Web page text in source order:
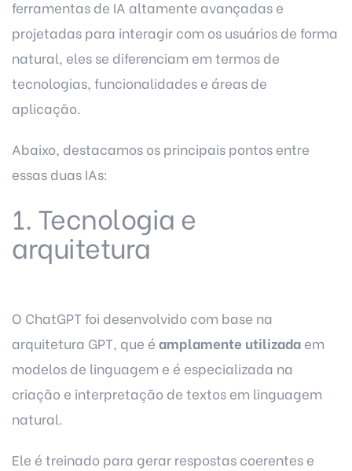
ferramentas de IA altamente avançadas e
projetadas para interagir com os usuários de forma
natural, eles se diferenciam em termos de
tecnologias, funcionalidades e áreas de
aplicação.
Abaixo, destacamos os principais pontos entre
essas duas IAs:
1. Tecnologia e
arquitetura
O ChatGPT foi desenvolvido com base na
arquitetura GPT, que é amplamente utilizada em
modelos de linguagem e é especializada na
criação e interpretação de textos em linguagem
natural.
Ele é treinado para gerar respostas coerentes e